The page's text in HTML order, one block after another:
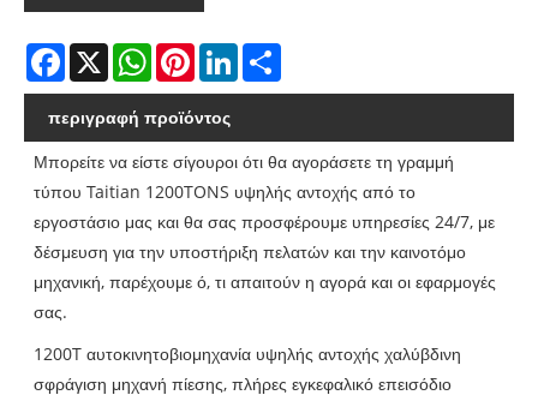
Facebook
X WhatsAppPinterestLinkedIn
περιγραφή προϊόντος
Μπορείτε να είστε σίγουροι ότι θα αγοράσετε τη γραμμή
τύπου Taitian 1200TONS υψηλής αντοχής από το
εργοστάσιο μας και θα σας προσφέρουμε υπηρεσίες 24/7, με
δέσμευση για την υποστήριξη πελατών και την καινοτόμο
μηχανική, παρέχουμε ό, τι απαιτούν η αγορά και οι εφαρμογές
σας.
1200T αυτοκινητοβιομηχανία υψηλής αντοχής χαλύβδινη
σφράγιση μηχανή πίεσης, πλήρες εγκεφαλικό επεισόδιο